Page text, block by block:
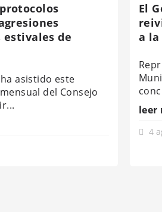
estivales de
asistido este
del Consejo
El
a
leer
4